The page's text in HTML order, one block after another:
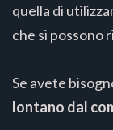
quella di
che si possono
Se avete
lontano dal